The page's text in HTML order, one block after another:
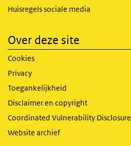
Huisregels sociale media
Over deze site
Cookies
Privacy
Toegankelijkheid
Disclaimer en copyright
Coordinated Vulnerability Disclosure
Website archief